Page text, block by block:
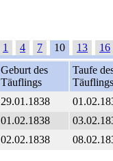
1 4 7 10 13
16
Geburt des
Täuflings
Taufe
Täuflings
29.01.1838
01.02.1838
02.02.1838